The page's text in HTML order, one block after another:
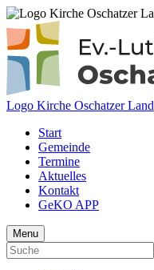
Logo Kirche Oschatzer Land
Start
Gemeinde
Termine
Aktuelles
Kontakt
GeKO APP
Menu